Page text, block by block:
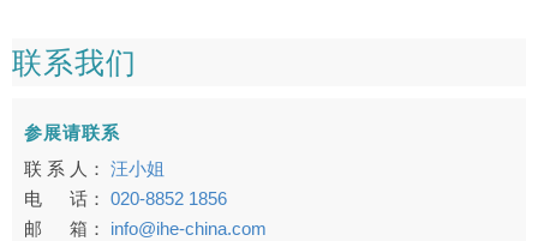
联系我们
参展请联系
联 系 人： 汪小姐
电 话： 020-8852 1856
邮 箱：
info@ihe-china.com